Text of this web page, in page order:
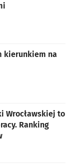
kierunkiem na
Wrocławskiej to
Ranking